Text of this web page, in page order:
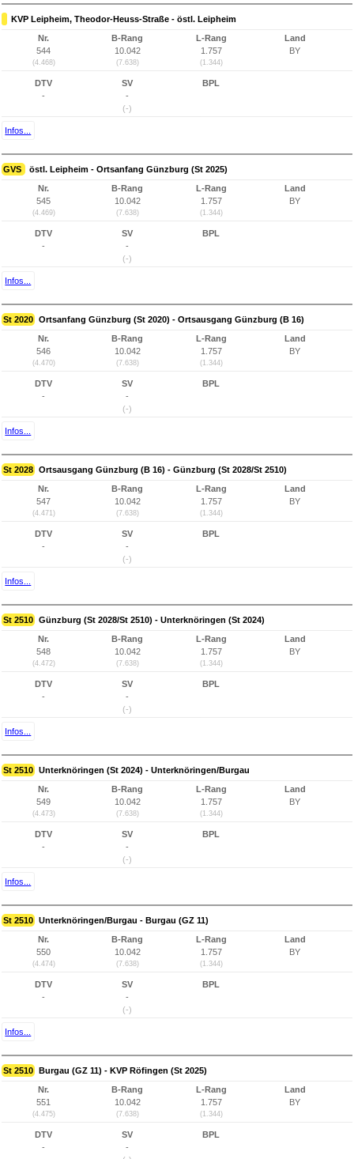
KVP Leipheim, Theodor-Heuss-Straße - östl. Leipheim
Nr.
544
(4.468)
B-Rang
10.042
(7.638)
L-Rang
1.757
(1.344)
Land
BY
DTV
-
SV
-
(-)
BPL
Infos...
GVS östl. Leipheim - Ortsanfang Günzburg (St 2025)
Nr.
545
(4.469)
B-Rang
10.042
(7.638)
L-Rang
1.757
(1.344)
Land
BY
DTV
-
SV
-
(-)
BPL
Infos...
St 2020 Ortsanfang Günzburg (St 2020) - Ortsausgang Günzburg (B 16)
Nr.
546
(4.470)
B-Rang
10.042
(7.638)
L-Rang
1.757
(1.344)
Land
BY
DTV
-
SV
-
(-)
BPL
Infos...
St 2028 Ortsausgang Günzburg (B 16) - Günzburg (St 2028/St 2510)
Nr.
547
(4.471)
B-Rang
10.042
(7.638)
L-Rang
1.757
(1.344)
Land
BY
DTV
-
SV
-
(-)
BPL
Infos...
St 2510 Günzburg (St 2028/St 2510) - Unterknöringen (St 2024)
Nr.
548
(4.472)
B-Rang
10.042
(7.638)
L-Rang
1.757
(1.344)
Land
BY
DTV
-
SV
-
(-)
BPL
Infos...
St 2510 Unterknöringen (St 2024) - Unterknöringen/Burgau
Nr.
549
(4.473)
B-Rang
10.042
(7.638)
L-Rang
1.757
(1.344)
Land
BY
DTV
-
SV
-
(-)
BPL
Infos...
St 2510 Unterknöringen/Burgau - Burgau (GZ 11)
Nr.
550
(4.474)
B-Rang
10.042
(7.638)
L-Rang
1.757
(1.344)
Land
BY
DTV
-
SV
-
(-)
BPL
Infos...
St 2510 Burgau (GZ 11) - KVP Röfingen (St 2025)
Nr.
551
(4.475)
B-Rang
10.042
(7.638)
L-Rang
1.757
(1.344)
Land
BY
DTV
-
SV
-
BPL